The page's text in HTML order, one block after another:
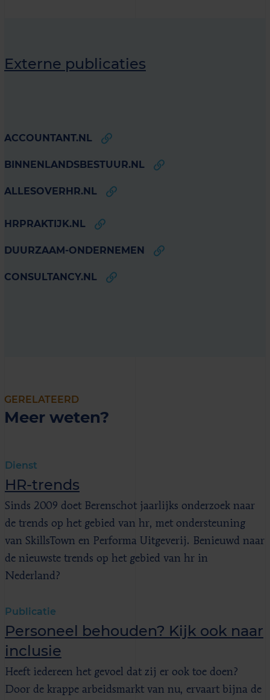
Externe publicaties
ACCOUNTANT.NL
BINNENLANDSBESTUUR.NL
ALLESOVERHR.NL
HRPRAKTIJK.NL
DUURZAAM-ONDERNEMEN
CONSULTANCY.NL
GERELATEERD
Meer weten?
Dienst
HR-trends
Sinds 2009 doet Berenschot jaarlijks onderzoek naar
de trends op het gebied van hr, met ondersteuning
van SkillsTown en Performa Uitgeverij. Benieuwd naar
de nieuwste trends op het gebied van hr in
Nederland?
Publicatie
Personeel behouden? Kijk ook naar
inclusie
Heeft iedereen het gevoel dat zij er ook toe doen?
Door de krappe arbeidsmarkt van nu, ervaart bijna de